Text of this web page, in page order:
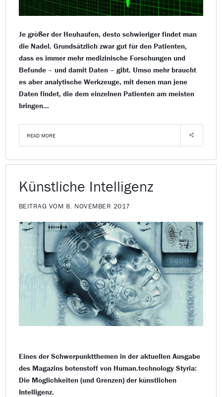
Je größer der Heuhaufen, desto schwieriger findet man
die Nadel. Grundsätzlich zwar gut für den Patienten,
dass es immer mehr medizinische Forschungen und
Befunde – und damit Daten – gibt. Umso mehr braucht
es aber analytische Werkzeuge, mit denen man jene
Daten findet, die dem einzelnen Patienten am meisten
bringen…
READ MORE
Künstliche Intelligenz
BEITRAG VOM 8. NOVEMBER 2017
Eines der Schwerpunktthemen in der aktuellen Ausgabe
des Magazins botenstoff von Human.technology Styria:
Die Möglichkeiten (und Grenzen) der künstlichen
Intelligenz.